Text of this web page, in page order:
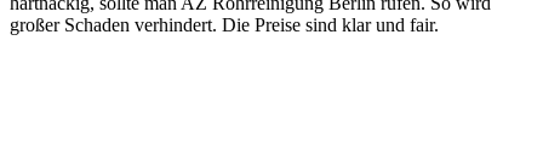
großer Schaden verhindert. Die Preise sind klar und fair.